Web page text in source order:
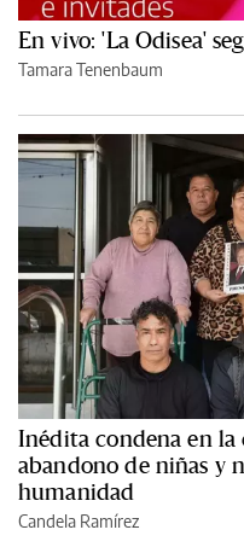
En vivo: 'La Odisea'
Tamara Tenenbaum
Inédita condena en la
abandono de niñas y
humanidad
Candela Ramírez